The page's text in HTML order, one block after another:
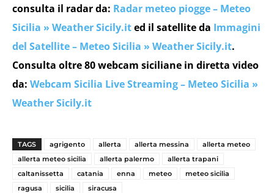
consulta il radar da: Radar meteo piogge – Meteo
Sicilia » Weather Sicily.ited il satellite da Immagini
del Satellite – Meteo Sicilia » Weather Sicily.it.
Consulta oltre 80 webcam siciliane in diretta video
da: Webcam Sicilia Live Streaming – Meteo Sicilia »
Weather Sicily.it
TAGS agrigento allerta allerta messina
allerta meteo
allerta meteo sicilia
allerta palermo
allerta trapani
caltanissetta
catania enna meteo
meteo sicilia
ragusa
sicilia siracusa